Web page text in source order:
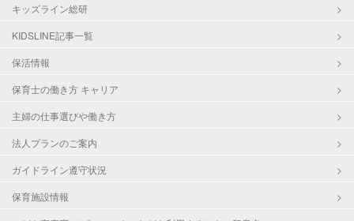
キッズライン総研
KIDSLINE記事一覧
保活情報
保育士の働き方 キャリア
主婦の仕事選びや働き方
法人プランのご案内
ガイドライン遵守状況
保育施設情報